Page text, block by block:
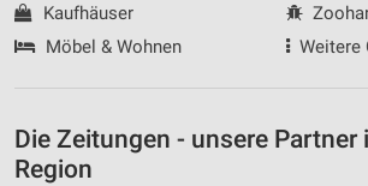
Kaufhäuser
Möbel & Wohnen
Weitere
Die Zeitungen - unsere Partner
Region
Analyse von Zielgruppen durch Statistiken
Quellen
Verwendung reduzierter Daten zur
Inhalten